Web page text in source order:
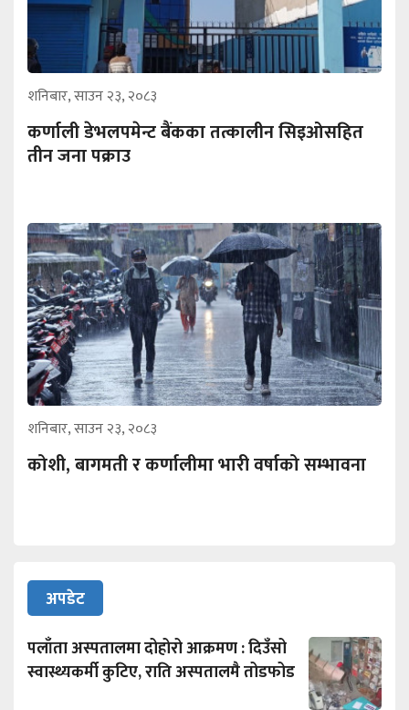
शनिबार, साउन २३, २०८३
कर्णाली डेभलपमेन्ट बैंकका तत्कालीन सिइओसहित
तीन जना पक्राउ
शनिबार, साउन २३, २०८३
कोशी, बागमती र कर्णालीमा भारी वर्षाको सम्भावना
अपडेट
पलाँता अस्पतालमा दोहोरो आक्रमण : दिउँसो
स्वास्थ्यकर्मी कुटिए, राति अस्पतालमै तोडफोड